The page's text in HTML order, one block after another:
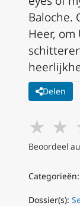
Baloche.
Heer,
Delen
★ ★
Beoordeel
Categorieën:
Dossier(s):